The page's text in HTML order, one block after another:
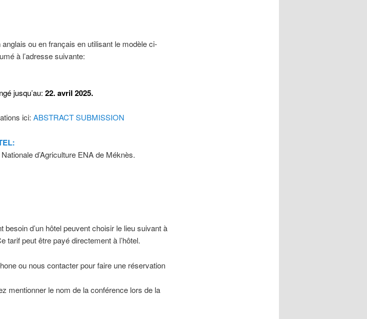
ou en français en utilisant le modèle ci-
à l’adresse suivante:
jusqu’au: 22. avril 2025.
ici: ABSTRACT SUBMISSION
d’Agriculture ENA de Méknès.
d’un hôtel peuvent choisir le lieu suivant à
tarif peut être payé directement à l’hôtel.
ou nous contacter pour faire une réservation
mentionner le nom de la conférence lors de la